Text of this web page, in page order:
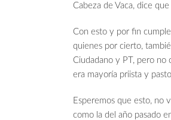
Cabeza de Vaca, dice
Con esto y por fin
quienes por cierto,
Ciudadano y PT, pero no
era mayoría priista y
Esperemos que esto, no
como la del año pasado